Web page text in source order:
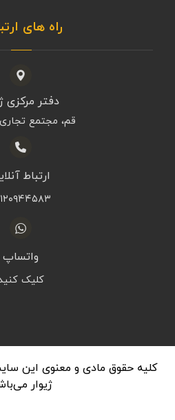
راه های
دفتر مرکزی
قم، مجتمع
ارتباط
واتساپ
کلیک
کلیه حقوق مادی و معنوی این
ژیوار